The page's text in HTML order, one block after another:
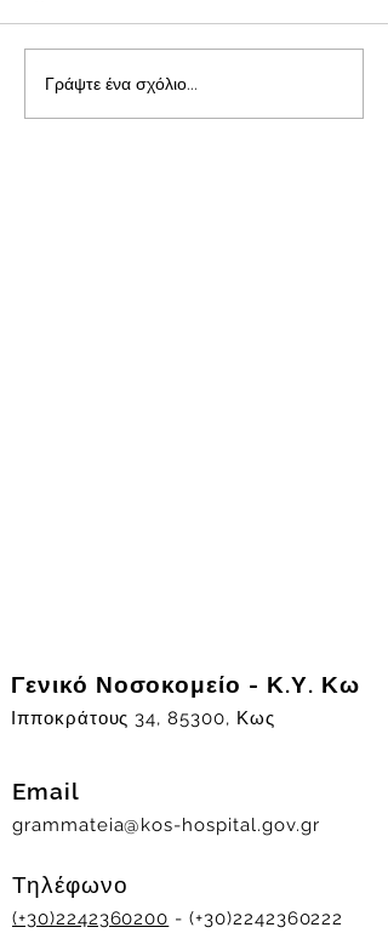
Γράψτε ένα σχόλιο...
Γενικό Νοσοκομείο - Κ.Υ. Κω
Ιπποκράτους 34, 85300, Κως
Email
grammateia@kos-hospital.gov.gr
Τηλέφωνο
(+30)2242360200 - (+30)2242360222